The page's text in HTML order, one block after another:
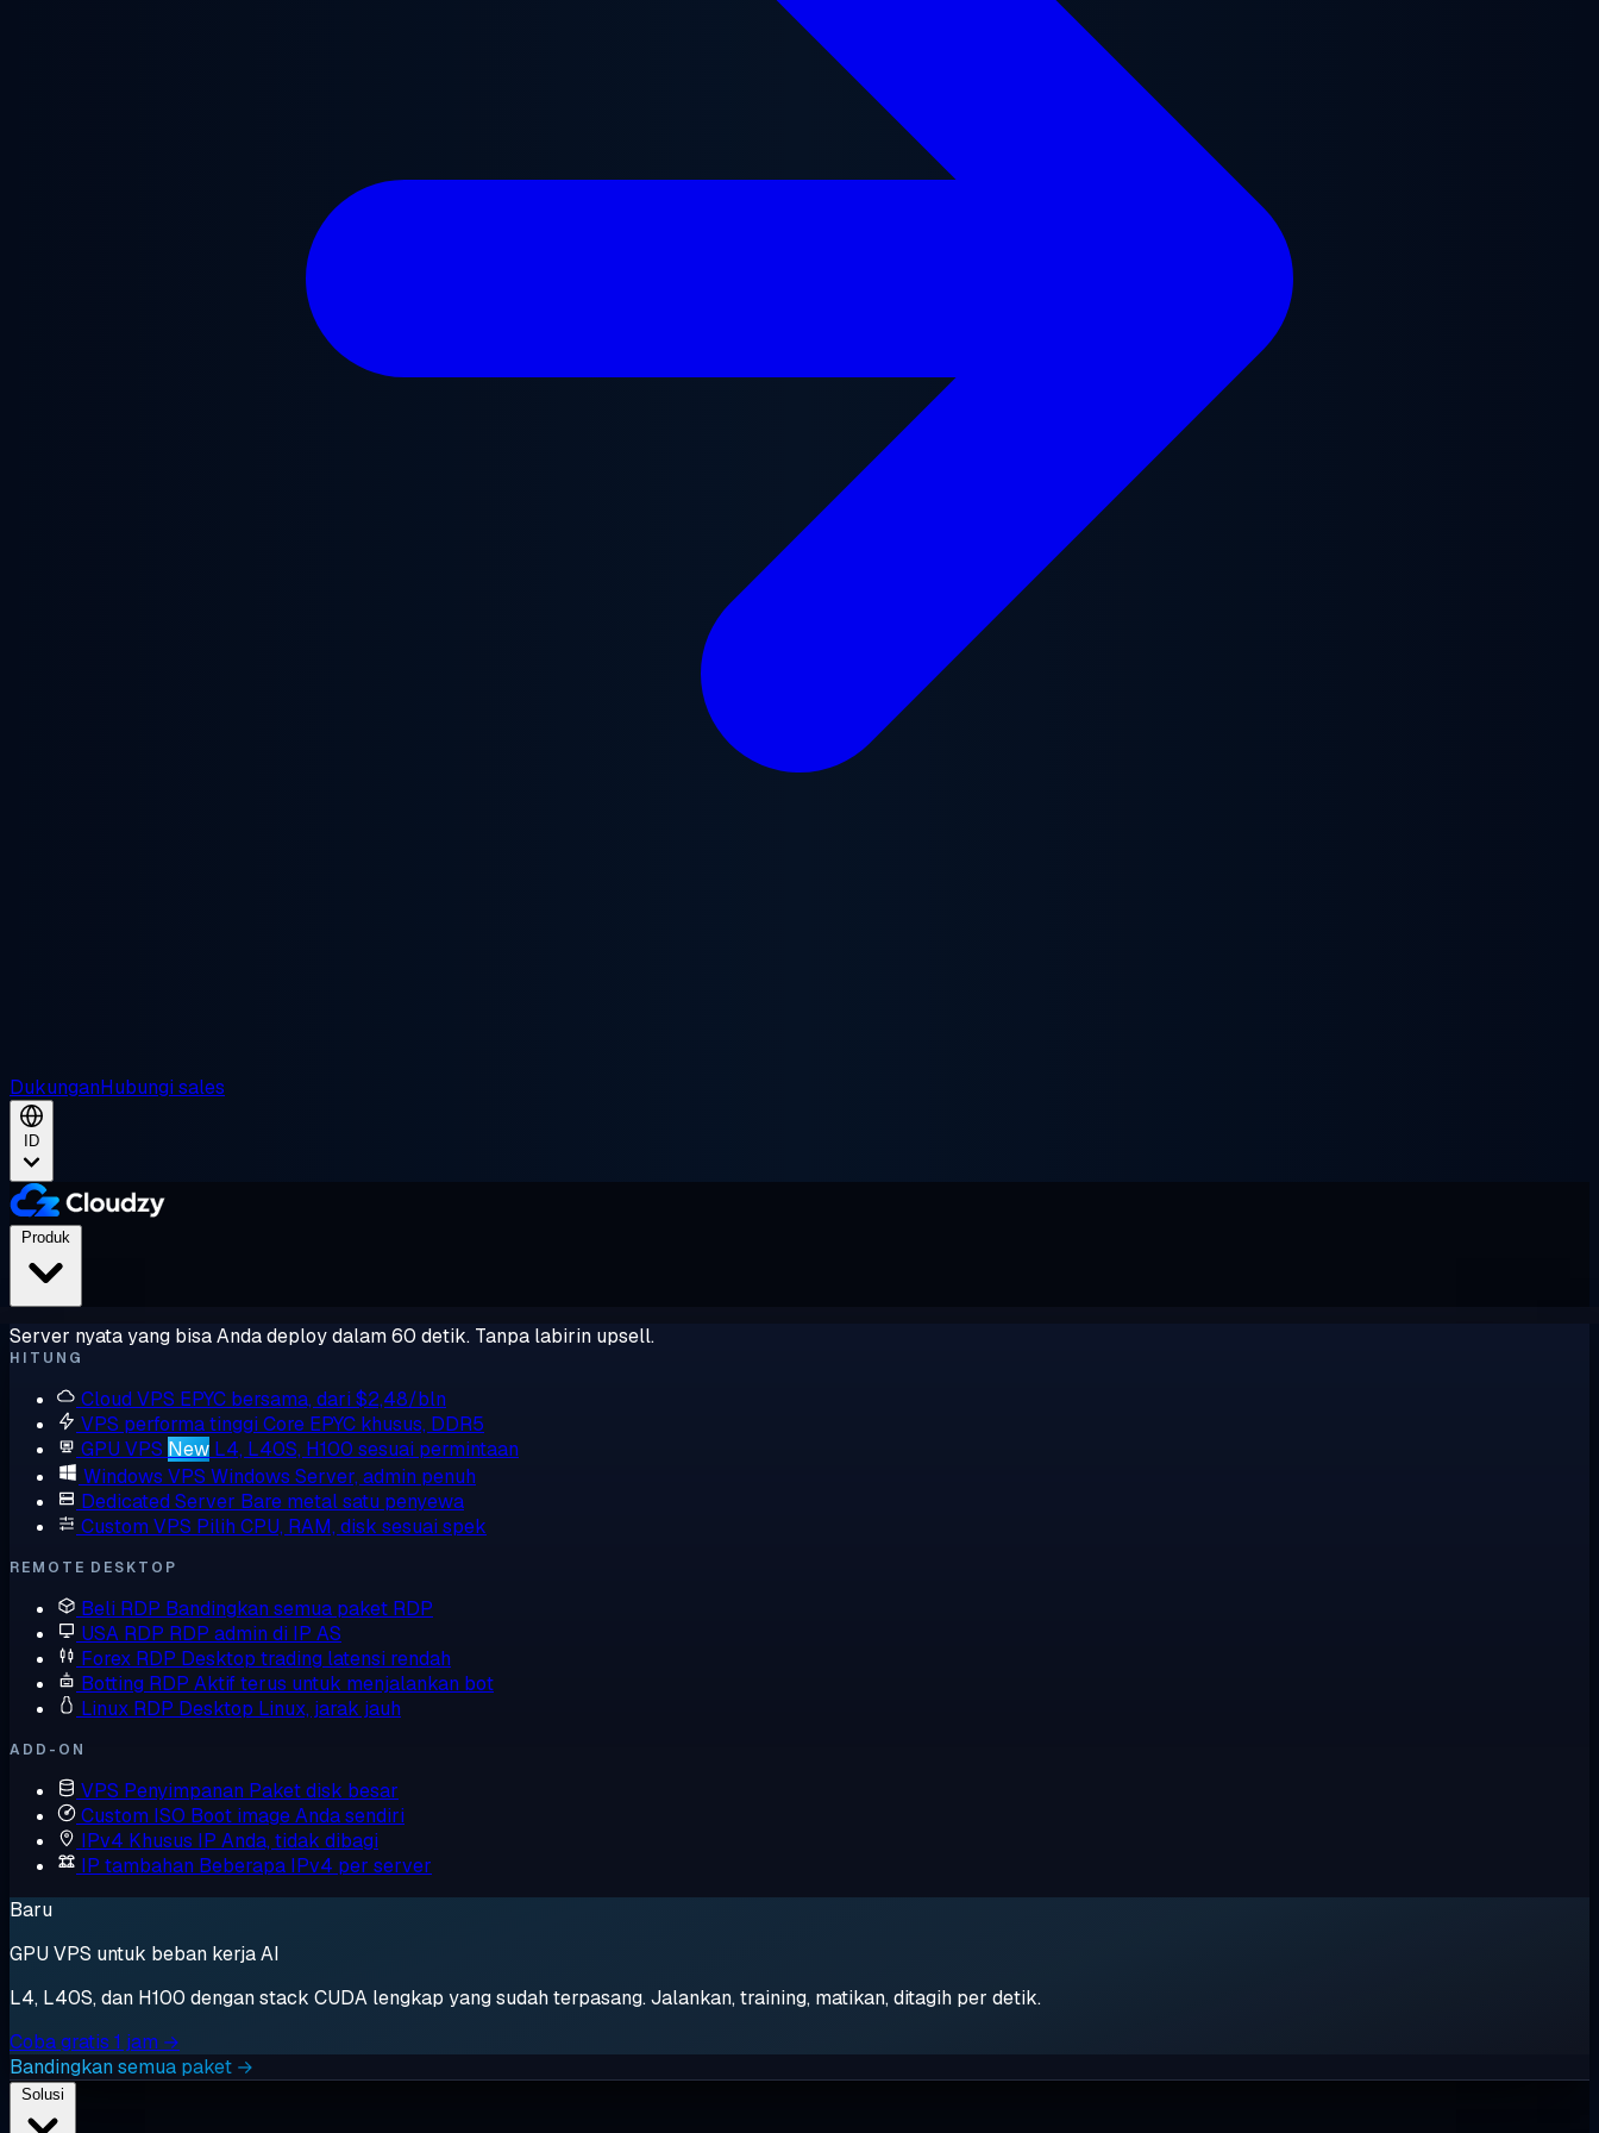
DukunganHubungi sales
ID
Server nyata yang bisa Anda deploy dalam 60 detik. Tanpa labirin upsell.
HITUNG
Cloud VPS EPYC bersama, dari $2,48/bln
VPS performa tinggi Core EPYC khusus, DDR5
GPU VPS New L4, L40S, H100 sesuai permintaan
Windows VPS Windows Server, admin penuh
Dedicated Server Bare metal satu penyewa
Custom VPS Pilih CPU, RAM, disk sesuai spek
REMOTE DESKTOP
Beli RDP Bandingkan semua paket RDP
USA RDP RDP admin di IP AS
Forex RDP Desktop trading latensi rendah
Botting RDP Aktif terus untuk menjalankan bot
Linux RDP Desktop Linux, jarak jauh
ADD-ON
VPS Penyimpanan Paket disk besar
Custom ISO Boot image Anda sendiri
IPv4 Khusus IP Anda, tidak dibagi
IP tambahan Beberapa IPv4 per server
Baru
GPU VPS untuk beban kerja AI
L4, L40S, dan H100 dengan stack CUDA lengkap yang sudah terpasang. Jalankan, training, matikan, ditagih per detik.
Coba gratis 1 jam →
Bandingkan semua paket →